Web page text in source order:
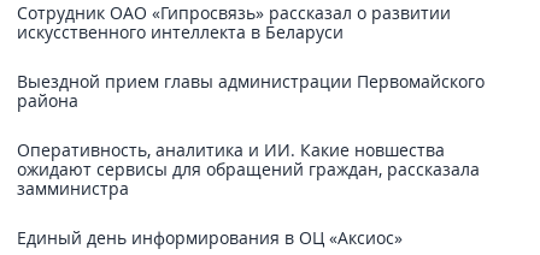
Сотрудник ОАО «Гипросвязь» рассказал о развитии
искусственного интеллекта в Беларуси
Выездной прием главы администрации Первомайского
района
Оперативность, аналитика и ИИ. Какие новшества
ожидают сервисы для обращений граждан, рассказала
замминистра
Единый день информирования в ОЦ «Аксиос»